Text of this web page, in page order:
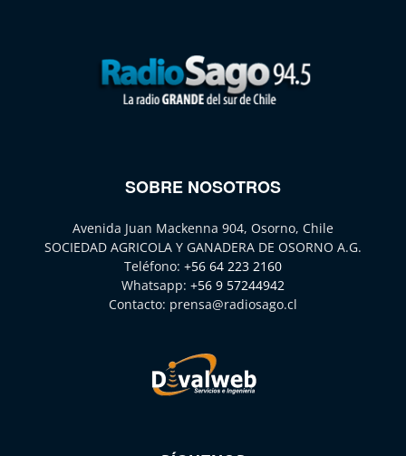
SOBRE NOSOTROS
Avenida Juan Mackenna 904, Osorno, Chile
SOCIEDAD AGRICOLA Y GANADERA DE OSORNO A.G.
Teléfono: +56 64 223 2160
Whatsapp: +56 9 57244942
Contacto: prensa@radiosago.cl